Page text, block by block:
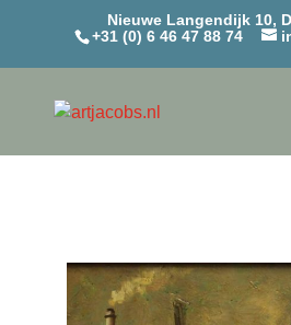
Nieuwe Langendijk 10,
+31 (0) 6 46 47 88 74